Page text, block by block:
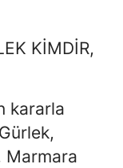
KİMDİR,
kararla
Marmara